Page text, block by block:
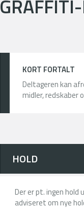
KORT FORTALT
Deltageren kan
midler, redskaber
HOLD
Der er pt. ingen
adviseret om nye